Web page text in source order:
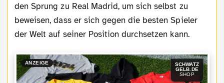
den Sprung zu Real Madrid, um sich selbst zu
beweisen, dass er sich gegen die besten Spieler
der Welt auf seiner Position durchsetzen kann.
ANZEIGE
SCHWATZ
GELB.DE
SHOP